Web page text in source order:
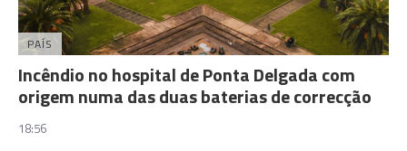
PAÍS
Incêndio no hospital de Ponta Delgada com
origem numa das duas baterias de correcção
18:56